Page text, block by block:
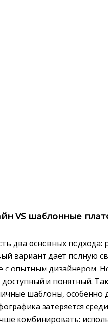
VS шаблонные
два основных подхода:
вариант дает полную
с опытным дизайнером.
и понятный.
шаблоны, особенно
затеряется
комбинировать: